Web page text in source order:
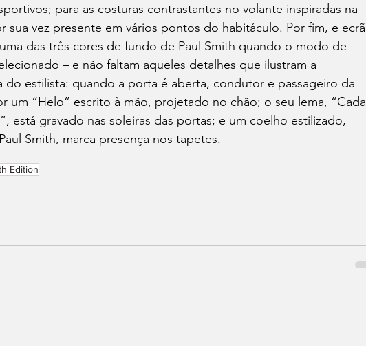
para as costuras contrastantes no volante inspiradas na
sua vez presente em vários pontos do habitáculo. Por fim, e ecrã
das três cores de fundo de Paul Smith quando o modo de
– e não faltam aqueles detalhes que ilustram a
do estilista: quando a porta é aberta, condutor e passageiro da
um “Helo” escrito à mão, projetado no chão; o seu lema, “Cada
está gravado nas soleiras das portas; e um coelho estilizado,
Smith, marca presença nos tapetes.
Edition